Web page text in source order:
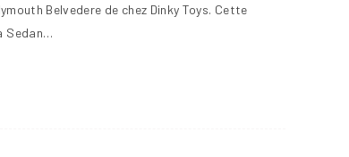
Belvedere de chez Dinky Toys. Cette
Sedan…